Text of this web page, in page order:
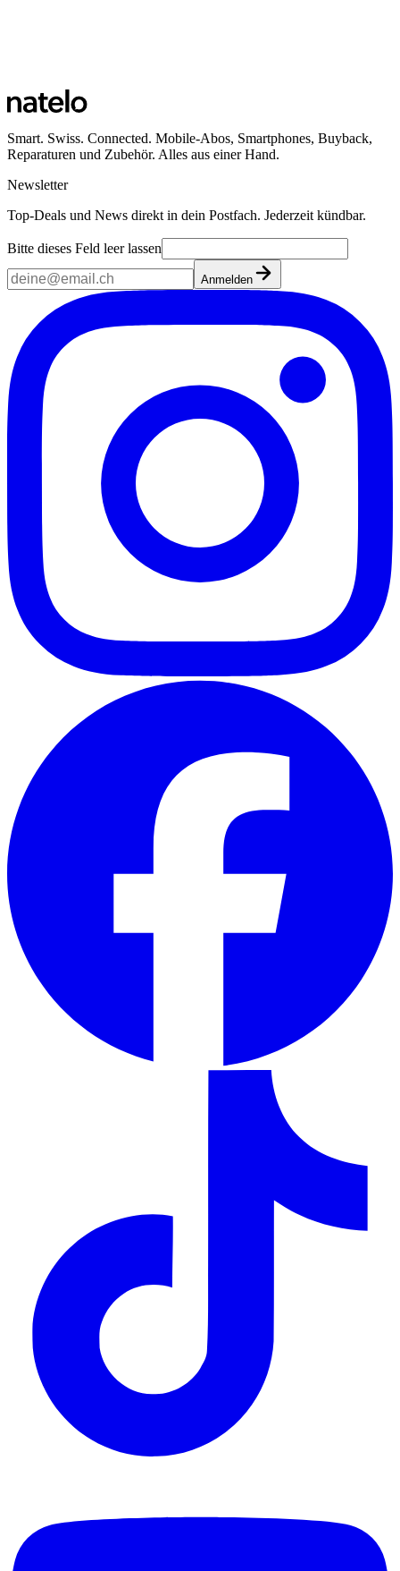
Smart. Swiss. Connected. Mobile-Abos, Smartphones, Buyback,
Reparaturen und Zubehör. Alles aus einer Hand.
Newsletter
Top-Deals und News direkt in dein Postfach. Jederzeit kündbar.
Bitte dieses Feld leer lassen
Anmelden